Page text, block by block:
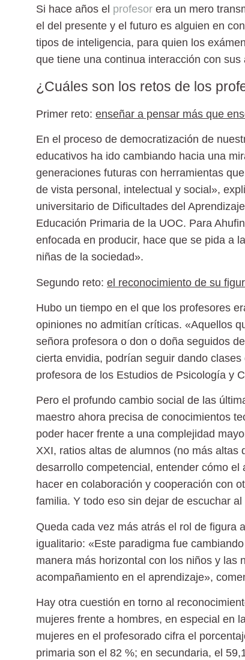
Si hace años el profesor era un mero
el del presente y el futuro es alguien en
tipos de inteligencia, para quien los
que tiene una continua interacción con sus
¿Cuáles son los retos de los
Primer reto: enseñar a pensar más que
En el proceso de democratización de
educativos ha ido cambiando hacia una
generaciones futuras con herramientas
de vista personal, intelectual y social»,
universitario de Dificultades del
Educación Primaria de la UOC. Para
enfocada en producir, hace que se pida a
niñas de la sociedad».
Segundo reto: el reconocimiento de su
Hubo un tiempo en el que los profesores
opiniones no admitían críticas. «Aquellos
señora profesora o don o doña seguidos
cierta envidia, podrían seguir dando
profesora de los Estudios de Psicología y
Pero el profundo cambio social de las
maestro ahora precisa de conocimientos
poder hacer frente a una complejidad
XXI, ratios altas de alumnos (no más altas
desarrollo competencial, entender cómo
hacer en colaboración y cooperación con
familia. Y todo eso sin dejar de escuchar al
Queda cada vez más atrás el rol de figura
igualitario: «Este paradigma fue
manera más horizontal con los niños y las
acompañamiento en el aprendizaje»,
Hay otra cuestión en torno al
mujeres frente a hombres, en especial en
mujeres en el profesorado cifra el
primaria son el 82 %; en secundaria, el